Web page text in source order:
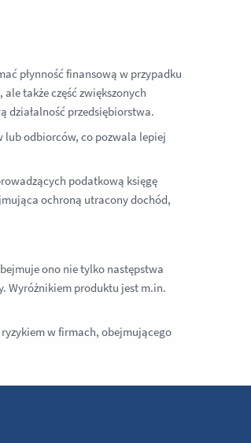
płynność finansową w przypadku
także część zwiększonych
działalność przedsiębiorstwa.
lub odbiorców, co pozwala lepiej
podatkową księgę
ochroną utracony dochód,
ono nie tylko następstwa
Wyróżnikiem produktu jest m.in.
ryzykiem w firmach, obejmującego